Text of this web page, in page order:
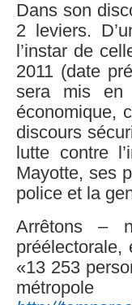
Dans son
2 leviers.
l’instar de
2011 (date
sera mis en
économique,
discours
lutte contre
Mayotte, ses
police et la
Arrêtons –
«13 253